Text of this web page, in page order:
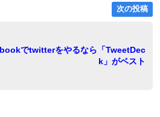
次の投稿
でtwitterをやるなら「TweetDec
k」がベスト